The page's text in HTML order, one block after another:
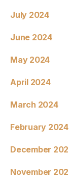
July 2024
June 2024
May 2024
April 2024
March 2024
February 2024
December
November